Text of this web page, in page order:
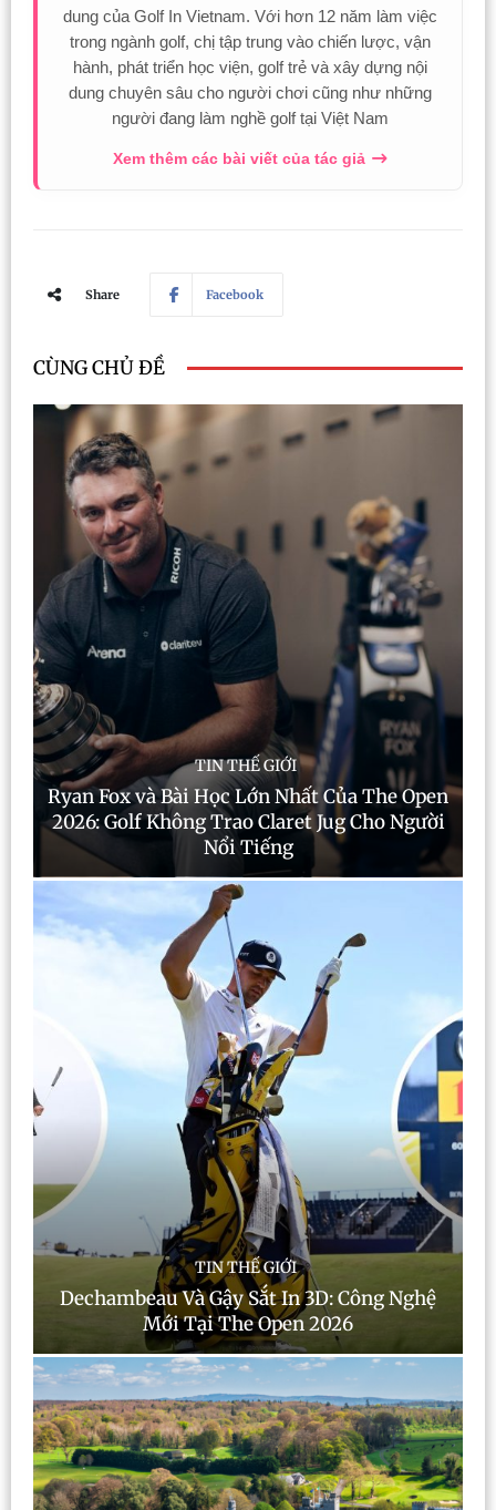
dung của Golf In Vietnam. Với hơn 12 năm làm việc
trong ngành golf, chị tập trung vào chiến lược, vận
hành, phát triển học viện, golf trẻ và xây dựng nội
dung chuyên sâu cho người chơi cũng như những
người đang làm nghề golf tại Việt Nam
Xem thêm các bài viết của tác giả
Share Facebook
CÙNG CHỦ ĐỀ
TIN THẾ GIỚI
Ryan Fox và Bài Học Lớn Nhất Của The Open
2026: Golf Không Trao Claret Jug Cho Người
Nổi Tiếng
TIN THẾ GIỚI
Dechambeau Và Gậy Sắt In 3D: Công Nghệ
Mới Tại The Open 2026